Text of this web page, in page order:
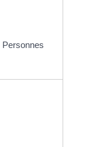
Personnes